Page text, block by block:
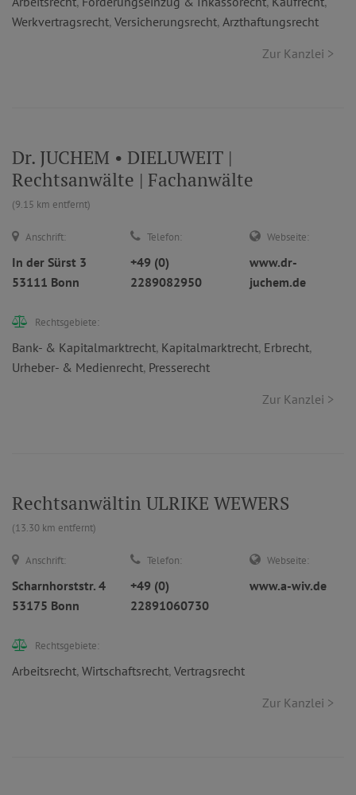
Werkvertragsrecht, Versicherungsrecht, Arzthaftungsrecht
Zur Kanzlei >
Dr. JUCHEM • DIELUWEIT |
Rechtsanwälte | Fachanwälte
(9.15 km entfernt)
Anschrift:
In der Sürst 3
53111 Bonn
Telefon:
+49 (0)
2289082950
Webseite:
www.dr-
juchem.de
Rechtsgebiete:
Bank- & Kapitalmarktrecht, Kapitalmarktrecht, Erbrecht,
Urheber- & Medienrecht, Presserecht
Zur Kanzlei >
Rechtsanwältin ULRIKE WEWERS
(13.30 km entfernt)
Anschrift:
Scharnhorststr. 4
53175 Bonn
Telefon:
+49 (0)
22891060730
Webseite:
www.a-wiv.de
Rechtsgebiete:
Arbeitsrecht, Wirtschaftsrecht, Vertragsrecht
Zur Kanzlei >